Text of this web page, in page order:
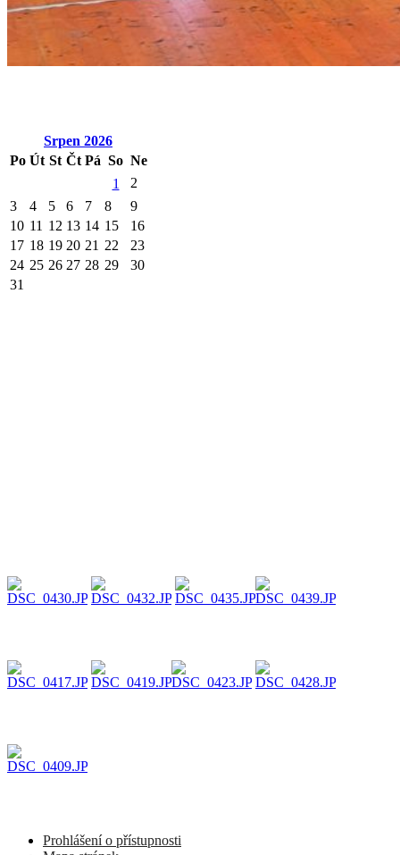
Srpen 2026
Po Út St Čt Pá So Ne
1
2
3
4 5 6 7 8
9
10 11 12 13 14 15
16
17 18 19 20 21 22
23
24 25 26 27 28 29
30
31
Prohlášení o přístupnosti